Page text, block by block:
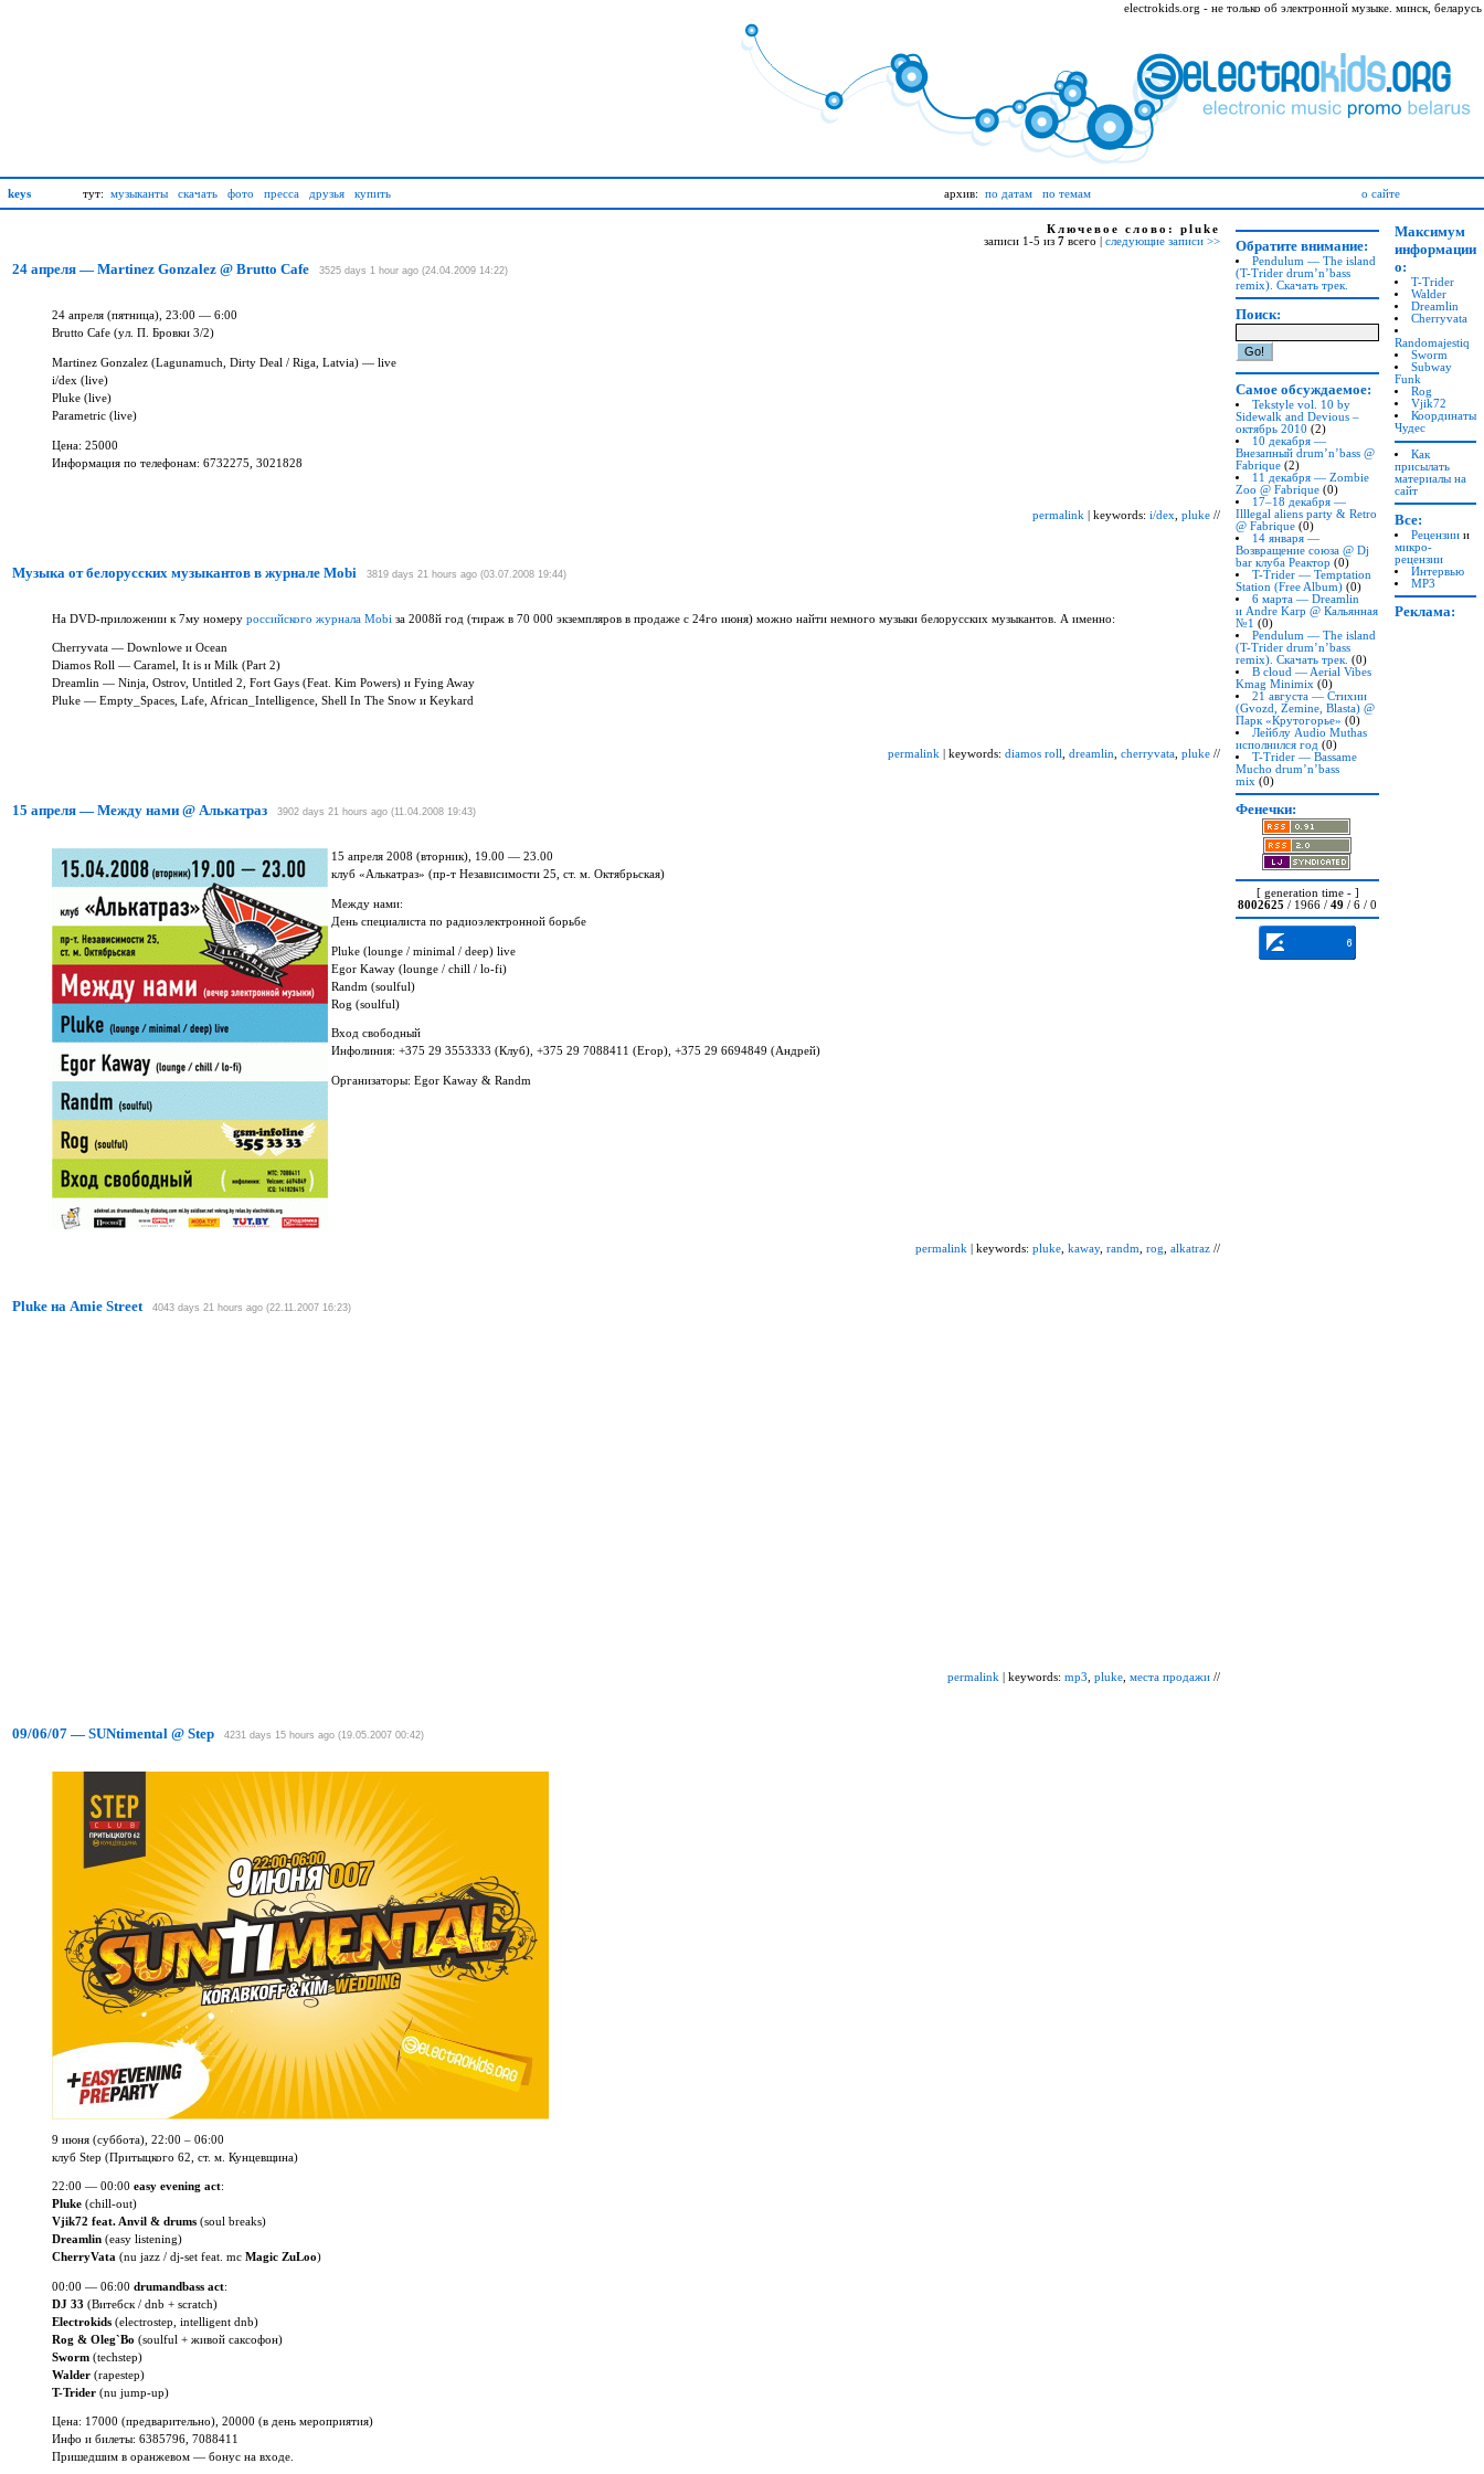
electrokids.org - не только об электронной музыке. минск, беларусь
keys тут: музыканты скачать фото пресса друзья купить архив: по датам по темам о сайте
Ключевое слово: pluke
записи 1-5 из 7 всего | следующие записи >>
24 апреля — Martinez Gonzalez @ Brutto Cafe 3525 days 1 hour ago (24.04.2009 14:22)
24 апреля (пятница), 23:00 — 6:00
Brutto Cafe (ул. П. Бровки 3/2)
Martinez Gonzalez (Lagunamuch, Dirty Deal / Riga, Latvia) — live
i/dex (live)
Pluke (live)
Parametric (live)
Цена: 25000
Информация по телефонам: 6732275, 3021828
permalink | keywords: i/dex pluke //
Музыка от белорусских музыкантов в журнале Mobi 3819 days 21 hours ago (03.07.2008 19:44)
На DVD-приложении к 7му номеру российского журнала Mobi за 2008й год (тираж в 70 000 экземпляров в продаже с 24го июня) можно найти немного музыки белорусских музыкантов. А именно:
Cherryvata — Downlowe и Ocean
Diamos Roll — Caramel, It is и Milk (Part 2)
Dreamlin — Ninja, Ostrov, Untitled 2, Fort Gays (Feat. Kim Powers) и Fying Away
Pluke — Empty_Spaces, Lafe, African_Intelligence, Shell In The Snow и Keykard
permalink | keywords: diamos roll dreamlin cherryvata pluke //
15 апреля — Между нами @ Алькатраз 3902 days 21 hours ago (11.04.2008 19:43)
15 апреля 2008 (вторник), 19.00 — 23.00
клуб «Алькатраз» (пр-т Независимости 25, ст. м. Октябрьская)
Между нами:
День специалиста по радиоэлектронной борьбе
Pluke (lounge / minimal / deep) live
Egor Kaway (lounge / chill / lo-fi)
Randm (soulful)
Rog (soulful)
Вход свободный
Инфолиния: +375 29 3553333 (Клуб), +375 29 7088411 (Егор), +375 29 6694849 (Андрей)
Организаторы: Egor Kaway & Randm
permalink | keywords: pluke kaway, randm rog alkatraz //
Pluke на Amie Street 4043 days 21 hours ago (22.11.2007 16:23)
permalink | keywords: mp3 pluke места продажи //
09/06/07 — SUNtimental @ Step 4231 days 15 hours ago (19.05.2007 00:42)
9 июня (суббота), 22:00 – 06:00
клуб Step (Притыцкого 62, ст. м. Кунцевщина)
22:00 — 00:00 easy evening act:
Pluke (chill-out)
Vjik72 feat. Anvil & drums (soul breaks)
Dreamlin (easy listening)
CherryVata (nu jazz / dj-set feat. mc Magic ZuLoo)
00:00 — 06:00 drumandbass act:
DJ 33 (Витебск / dnb + scratch)
Electrokids (electrostep, intelligent dnb)
Rog & Oleg`Bo (soulful + живой саксофон)
Sworm (techstep)
Walder (rapestep)
T-Trider (nu jump-up)
Цена: 17000 (предварительно), 20000 (в день мероприятия)
Инфо и билеты: 6385796, 7088411
Пришедшим в оранжевом — бонус на входе.
Обратите внимание:
Pendulum — The island
(T-Trider drum’n’bass
remix). Скачать трек.
Поиск:
Самое обсуждаемое:
Tekstyle vol. 10 by
Sidewalk and Devious –
октябрь 2010 (2)
10 декабря —
Внезапный drum’n’bass @
Fabrique (2)
11 декабря — Zombie
Zoo @ Fabrique (0)
17–18 декабря —
Illlegal aliens party & Retro
@ Fabrique (0)
14 января —
Возвращение союза @ Dj
bar клуба Реактор (0)
T-Trider —Temptation
Station (Free Album) (0)
6 марта — Dreamlin
и Andre Karp @ Кальянная
№1 (0)
Pendulum — The island
(T-Trider drum’n’bass
remix). Скачать трек. (0)
B cloud — Aerial Vibes
Kmag Minimix (0)
21 августа — Стихии
(Gvozd, Zemine, Blasta) @
Парк «Крутогорье» (0)
Лейблу Audio Muthas
исполнился год (0)
T-Trider —Bassame
Mucho drum’n’bass
mix (0)
Фенечки:
[ generation time - ]
8002625 / 1966 / 49 / 6 / 0
Максимум
информации
о:
T-Trider
Walder
Dreamlin
Cherryvata
Randomajestiq
Sworm
Subway
Funk
Rog
Vjik72
Координаты
Чудес
Как
присылать
материалы на
сайт
Все:
Рецензиии
микро-
рецензии
Интервью
MP3
Реклама: